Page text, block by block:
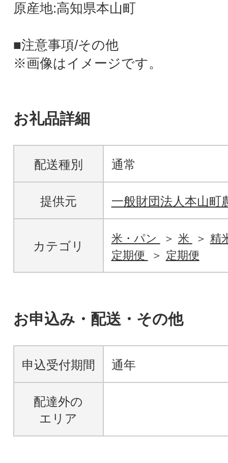
原産地:高知県本山町
■注意事項/その他
※画像はイメージです。
お礼品詳細
配送種別 通常
提供元 一般財団法人本山町
カテゴリ
米・パン 米
精
定期便
定期便
お申込み・配送・その他
申込受付期間 通年
配達外の
エリア